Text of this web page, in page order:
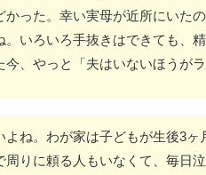
かった。幸い実母が近所にいた
。いろいろ手抜きはできても、
今、やっと「夫はいないほうが
よね。わが家は子どもが生後3
周りに頼る人もいなくて、毎日